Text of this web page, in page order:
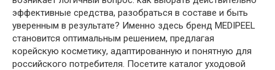
эффективные средства, разобраться в составе и быть
уверенным в результате? Именно здесь бренд MEDIPEEL
становится оптимальным решением, предлагая
корейскую косметику, адаптированную и понятную для
российского потребителя. Посетите каталог уходовой